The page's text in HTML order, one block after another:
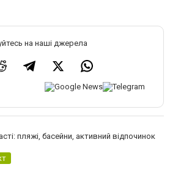
на наші джерела
пляжі, басейни, активний відпочинок